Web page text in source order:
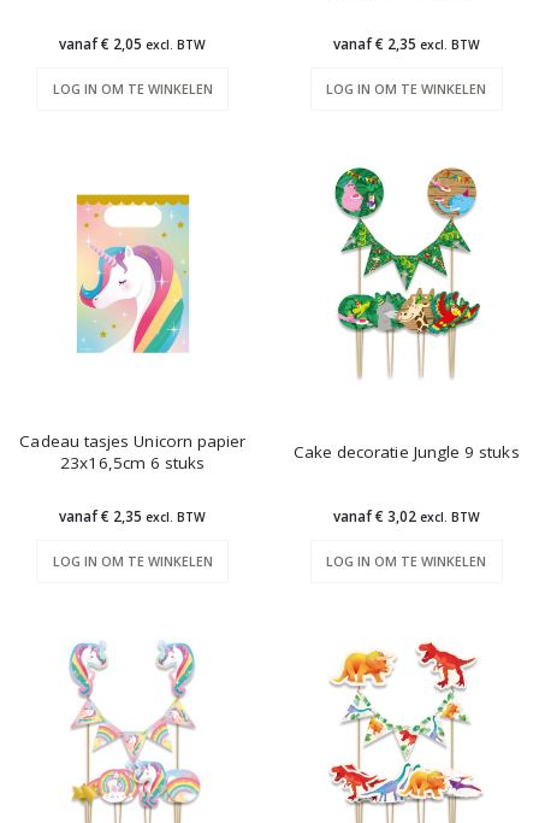
vanaf € 2,05excl. BTW
LOG IN OM TE WINKELEN
vanaf € 2,35 excl. BTW
LOG IN OM TE WINKELEN
Cadeau tasjes Unicorn papier
23x16,5cm 6 stuks
vanaf € 2,35excl. BTW
LOG IN OM TE WINKELEN
Cake decoratie Jungle 9 stuks
vanaf € 3,02 excl. BTW
LOG IN OM TE WINKELEN